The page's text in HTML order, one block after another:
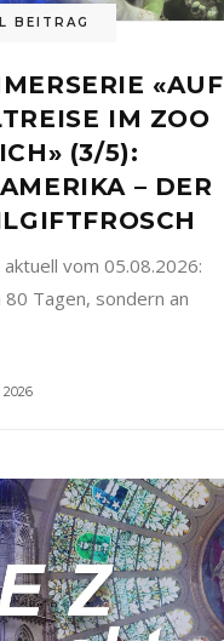
BEITRAG
«AUF
IM ZOO
(3/5):
– DER
aktuell vom 05.08.2026:
80 Tagen, sondern an